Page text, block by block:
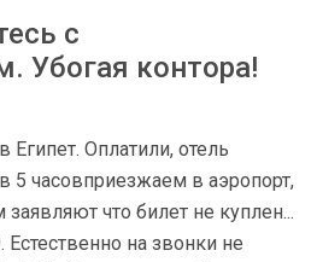
с
Убогая контора!
Египет. Оплатили, отель
5 часовприезжаем в аэропорт,
заявляют что билет не куплен...
Естественно на звонки не